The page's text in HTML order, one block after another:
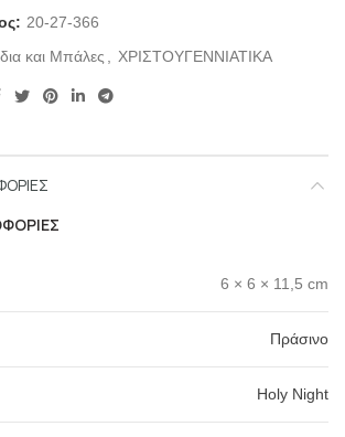
20-27-366
και Μπάλες ΧΡΙΣΤΟΥΓΕΝΝΙΑΤΙΚΑ
6 × 6 × 11,5 cm
Πράσινο
Holy Night